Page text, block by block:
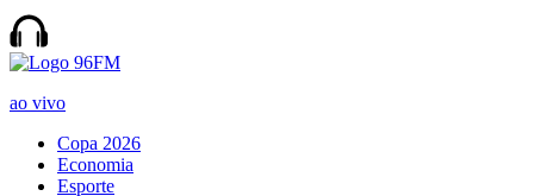
ao vivo
Copa 2026
Economia
Esporte